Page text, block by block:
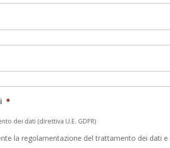
*
dei dati (direttiva U.E. GDPR)
la regolamentazione del trattamento dei dati